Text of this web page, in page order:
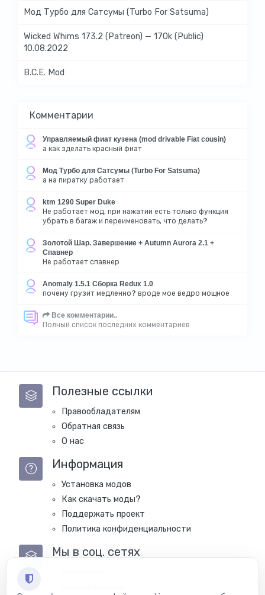
Мод Турбо для Сатсумы (Turbo For Satsuma)
Wicked Whims 173.2 (Patreon) — 170k (Public)
10.08.2022
B.C.E. Mod
Комментарии
Управляемый фиат кузена (mod drivable Fiat cousin)
а как зделать красный фиат
Мод Турбо для Сатсумы (Turbo For Satsuma)
а на пиратку работает
ktm 1290 Super Duke
Не работает мод, при нажатии есть только функция
убрать в багаж и переименовать, что делать?
Золотой Шар. Завершение + Autumn Aurora 2.1 +
Спавнер
Не работает спавнер
Anomaly 1.5.1 Сборка Redux 1.0
почему грузит медленно? вроде мое ведро мощное
Все комментарии..
Полный список последних комментариев
Полезные ссылки
Правообладателям
Обратная связь
О нас
Информация
Установка модов
Как скачать моды?
Поддержать проект
Политика конфиденциальности
Мы в соц. сетях